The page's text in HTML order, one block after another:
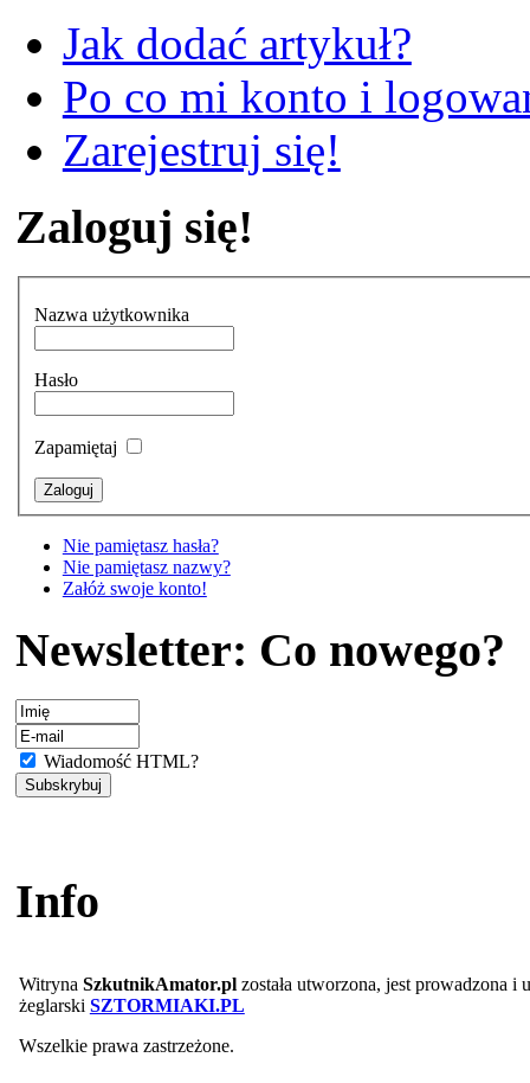
Jak dodać artykuł?
Po co mi konto i
Zarejestruj się!
Zaloguj się!
Nazwa użytkownika
Hasło
Zapamiętaj
Nie pamiętasz hasła?
Nie pamiętasz nazwy?
Załóż swoje konto!
Newsletter: Co nowego?
Wiadomość HTML?
Info
Witryna SzkutnikAmator.plzostała utworzona, jest prowadzona i
żeglarski SZTORMIAKI.PL
Wszelkie prawa zastrzeżone.